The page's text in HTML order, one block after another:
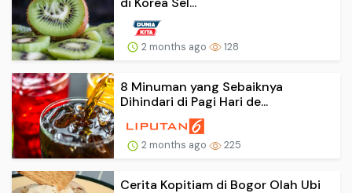
2 months ago 128
8 Minuman yang Sebaiknya
Dihindari di Pagi Hari de...
2 months ago 225
Cerita Kopitiam di Bogor Olah Ubi